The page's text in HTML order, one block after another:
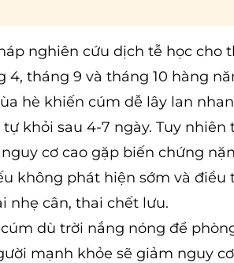
nghiên cứu dịch tễ học
4, tháng 9 và tháng 10 hàng
hè khiến cúm dễ lây lan
khỏi sau 4-7 ngày. Tuy
cơ cao gặp biến chứng
không phát hiện sớm và
nhẹ cân, thai chết lưu.
dù trời nắng nóng để
mạnh khỏe sẽ giảm nguy